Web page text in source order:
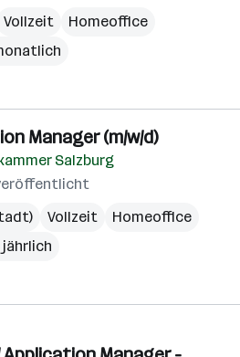
Vollzeit
Homeoffice
Manager (m/w/d)
Salzburg
Vollzeit
Homeoffice
jährlich